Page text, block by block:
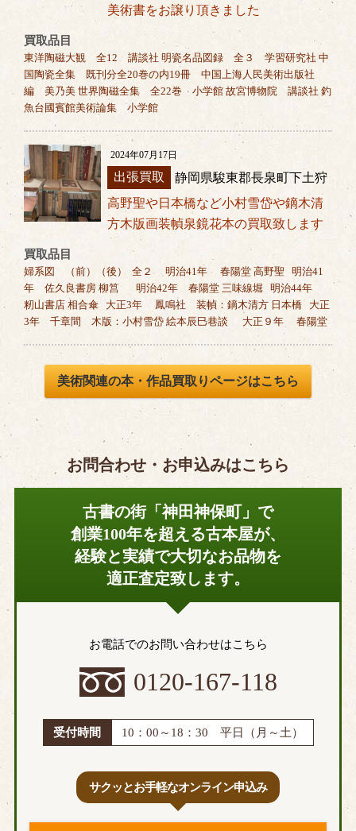
美術書をお譲り頂きました
買取品目
東洋陶磁大観 全12 講談社 明瓷名品図録 全３ 学習研究社 中
国陶瓷全集 既刊分全20巻の内19冊 中国上海人民美術出版社
編 美乃美 世界陶磁全集 全22巻 小学館 故宮博物院 講談社 釣
魚台國賓館美術論集 小学館
2024年07月17日
出張買取
静岡県駿東郡長泉町下土狩
高野聖や日本橋など小村雪岱や鏑木清
方木版画装幀泉鏡花本の買取致します
買取品目
婦系図 （前）（後） 全２ 明治41年 春陽堂 高野聖 明治41
年 佐久良書房 柳筥 明治42年 春陽堂 三味線堀 明治44年
籾山書店 相合傘 大正3年 鳳鳴社 装幀：鏑木清方 日本橋 大正
3年 千章間 木版：小村雪岱 絵本辰巳巷談 大正９年 春陽堂
美術関連の本・作品買取りページはこちら
お問合わせ・お申込みはこちら
古書の街「神田神保町」で
創業100年を超える古本屋が、
経験と実績で大切なお品物を
適正査定致します。
お電話でのお問い合わせはこちら
0120-167-118
受付時間 10：00～18：30 平日（月～土）
サクッとお手軽なオンライン申込み